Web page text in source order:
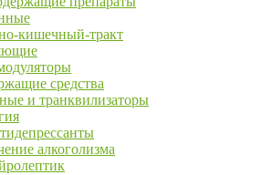
кишечный-тракт
средства
и транквилизаторы
алкоголизма